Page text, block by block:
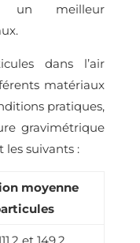
un meilleur
dans l’air
matériaux
pratiques,
gravimétrique
les suivants :
moyenne